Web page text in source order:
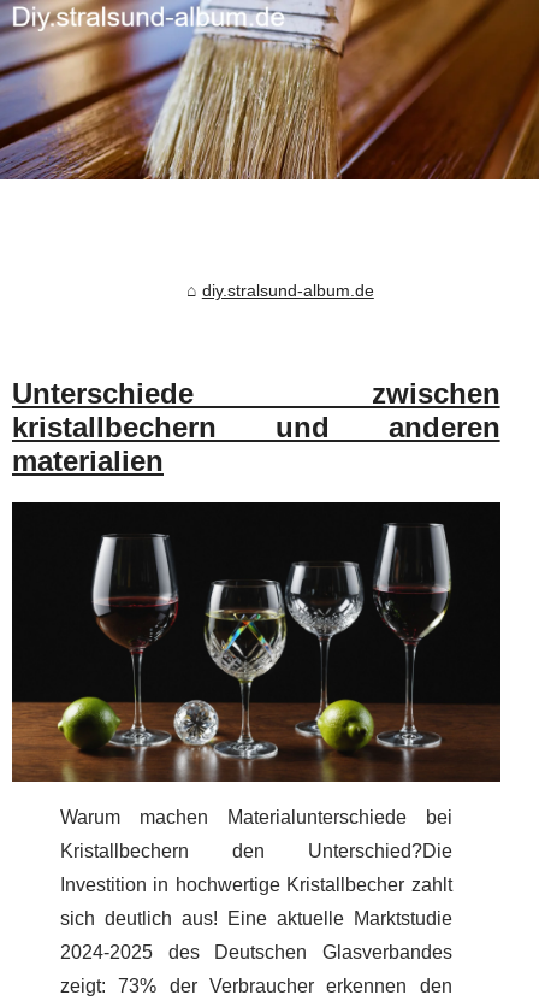
diy.stralsund-album.de
Unterschiede zwischen
kristallbechern und anderen
materialien
Warum machen Materialunterschiede bei
Kristallbechern den Unterschied?Die
Investition in hochwertige Kristallbecher zahlt
sich deutlich aus! Eine aktuelle Marktstudie
2024-2025 des Deutschen Glasverbandes
zeigt: 73% der Verbraucher erkennen den